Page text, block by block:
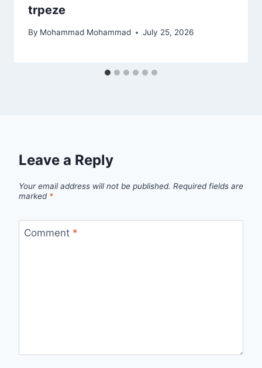
trpeze
By Mohammad Mohammad July 25, 2026
Leave a Reply
Your email address will not be published. Required fields are
marked *
Comment *